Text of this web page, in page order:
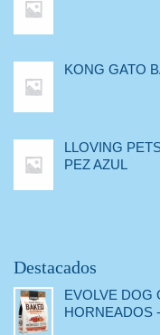
KONG GATO
LLOVING
PEZ AZUL
Destacados
EVOLVE DOG
HORNEADOS